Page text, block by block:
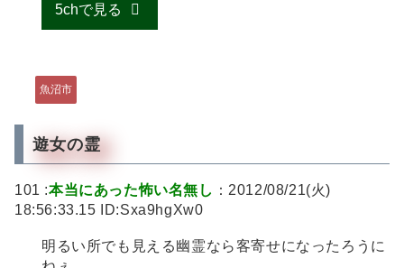
5chで見る
魚沼市
遊女の霊
101 :本当にあった怖い名無し ：2012/08/21(火)
18:56:33.15 ID:Sxa9hgXw0
明るい所でも見える幽霊なら客寄せになったろうに